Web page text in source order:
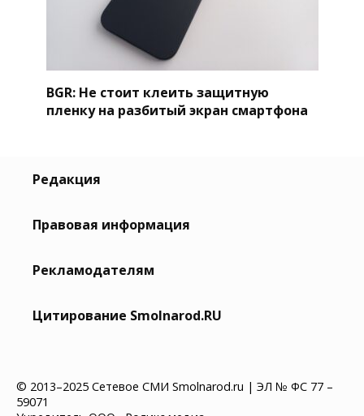
BGR: Не стоит клеить защитную
пленку на разбитый экран смартфона
Редакция
Правовая информация
Рекламодателям
Цитирование Smolnarod.RU
© 2013–2025 Сетевое СМИ Smolnarod.ru | ЭЛ № ФС 77 –
59071